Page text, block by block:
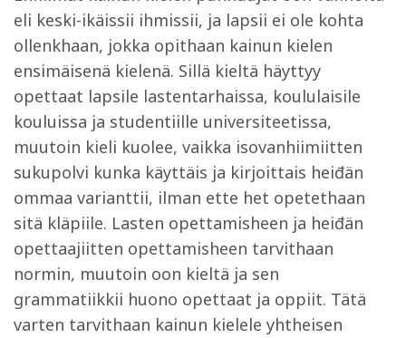
eli keski-ikäissii ihmissii, ja lapsii ei ole kohta
ollenkhaan, jokka opithaan kainun kielen
ensimäisenä kielenä. Sillä kieltä häyttyy
opettaat lapsile lastentarhaissa, koululaisile
kouluissa ja studentiille universiteetissa,
muutoin kieli kuolee, vaikka isovanhiimiitten
sukupolvi kunka käyttäis ja kirjoittais heiđän
ommaa varianttii, ilman ette het opetethaan
sitä kläpiile. Lasten opettamisheen ja heiđän
opettaajiitten opettamisheen tarvithaan
normin, muutoin oon kieltä ja sen
grammatiikkii huono opettaat ja oppiit. Tätä
varten tarvithaan kainun kielele yhtheisen